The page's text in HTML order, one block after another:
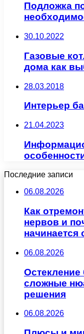
Подложка
30.10.2022
Газовые
дома как
28.03.2018
Интерьер
21.04.2023
Последние записи
06.08.2026
Как
нервов и
начинается
06.08.2026
Остекление
сложные
решения
06.08.2026